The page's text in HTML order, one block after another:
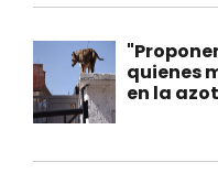
quienes
en la